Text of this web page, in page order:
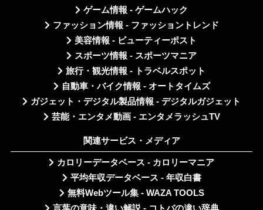
ゲーム情報 - ゲームハック
ファッション情報 - ファッショントレンド
美容情報 - ビューティーポスト
スポーツ情報 - スポーツマニア
旅行・観光情報 - トラベルスポット
自動車・バイク情報 - オートタイムズ
ガジェット・デジタル製品情報 - デジタルガジェット
芸能・エンタメ動画 - エンタメラッシュTV
関連サービス・メディア
カロリーデータベース - カロリーマニア
平均年収データベース - 年収白書
無料Webツール集 - WAZA TOOLS